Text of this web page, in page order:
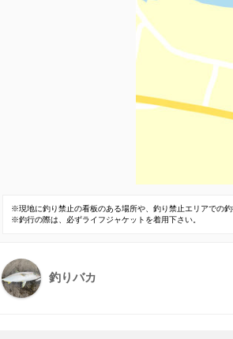
※現地に釣り禁止の看板のある場所や、釣り禁止エリアでの
※釣行の際は、必ずライフジャケットを着用下さい。
釣りバカ